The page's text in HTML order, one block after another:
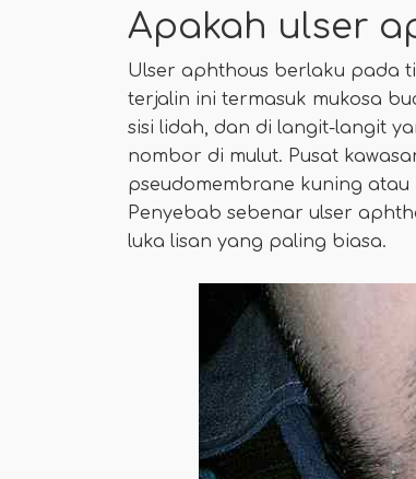
Apakah ulser
Ulser aphthous berlaku pada
terjalin ini termasuk mukosa
sisi lidah, dan di langit-langit
nombor di mulut. Pusat
pseudomembrane kuning
Penyebab sebenar ulser
luka lisan yang paling biasa.